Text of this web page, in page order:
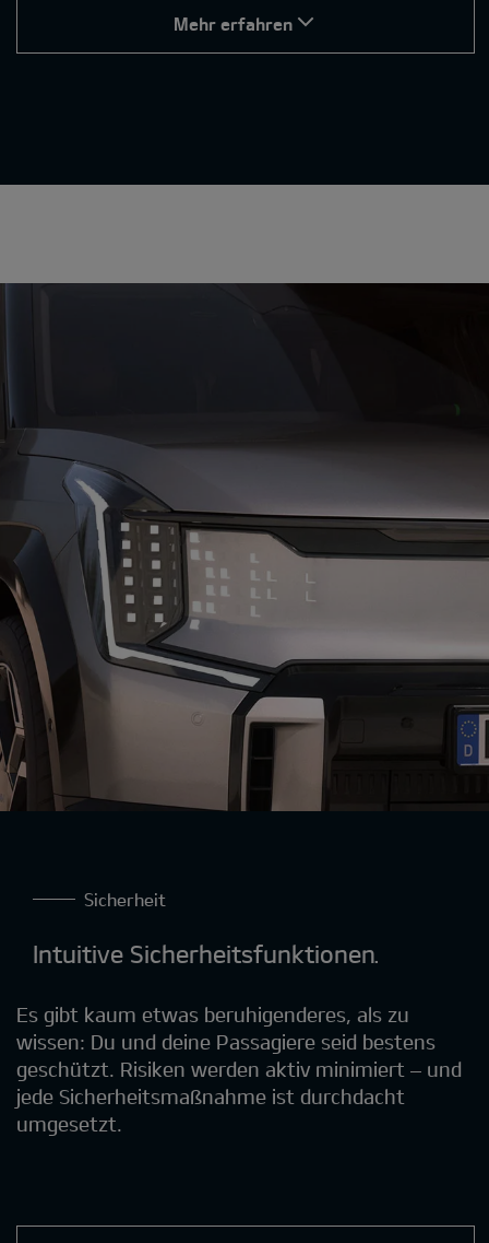
Mehr erfahren
sanftes Fahrverhalten – ideal für den Alltag.
Sport-Modus sorgt für ein direkteres
Ansprechverhalten und ein dynamischeres
Fahrerlebnis.
Sicherheit
Intuitive Sicherheitsfunktionen.
Es gibt kaum etwas beruhigenderes, als zu
wissen: Du und deine Passagiere seid bestens
geschützt. Risiken werden aktiv minimiert – und
jede Sicherheitsmaßnahme ist durchdacht
umgesetzt.